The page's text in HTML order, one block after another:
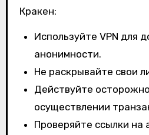
Кракен:
Используйте VPN для
анонимности.
Не раскрывайте свои
Действуйте
осуществлении
Проверяйте ссылки на